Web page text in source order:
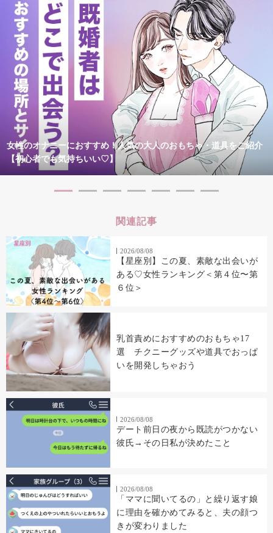
女性のオナニーにおすすめ！人気の大人のおもちゃ・道具をご紹介
【初心者でも気持ちいい♡】
関連記事
2026/08/08
【星座別】この夏、素敵な出会いが
ある♡女性ランキング＜第４位〜第
６位＞
乳首責めにおすすめのおもちゃ17
選 チクニーグッズや道具でおっぱ
いを開発しちゃおう
2026/08/08
デート前日の夜から既読がつかない
彼氏→その日私が決めたこと
2026/08/08
「ママに聞いてるの」と繰り返す娘
に理由を確かめてみると、夫の顔つ
きが変わりました